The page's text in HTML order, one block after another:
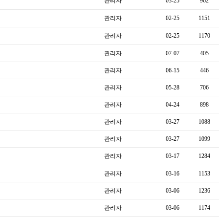
관리자 02-25 1151
관리자 02-25 1170
관리자 07-07 405
관리자 06-15 446
관리자 05-28 706
관리자 04-24 898
관리자 03-27 1088
관리자 03-27 1099
관리자 03-17 1284
관리자 03-16 1153
관리자 03-06 1236
관리자 03-06 1174